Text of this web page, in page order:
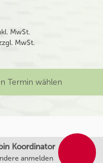
MwSt.
MwSt.
Koordinator
anmelden